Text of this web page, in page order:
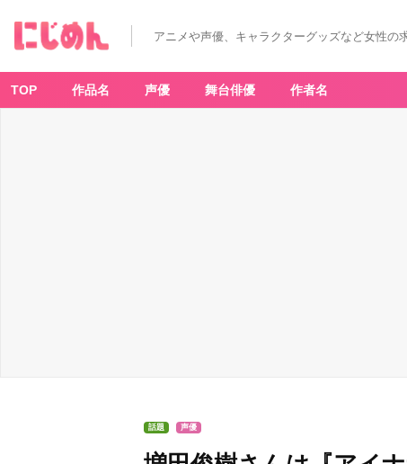
アニメや声優、キャラクターグッズなど女性の
TOP 作品名 声優 舞台俳優 作者名
話題 声優